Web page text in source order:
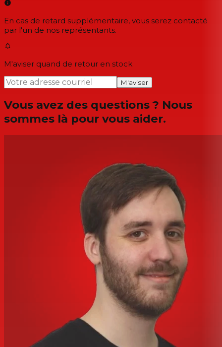
En cas de retard supplémentaire, vous serez contacté
par l'un de nos représentants.
M'aviser quand de retour en stock
M'aviser
Vous avez des questions ? Nous
sommes là pour vous aider.